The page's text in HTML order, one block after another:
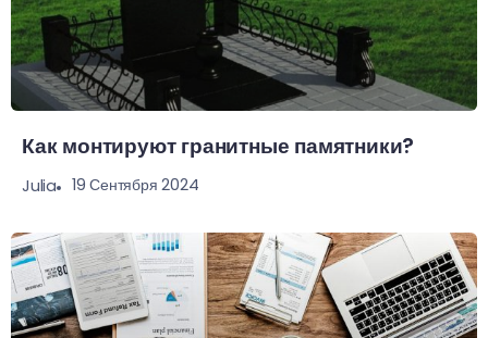
Как монтируют гранитные памятники?
Julia 19 Сентября 2024